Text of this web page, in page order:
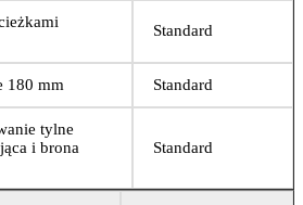
Standard
180 mm Standard
tylne
i brona
Standard